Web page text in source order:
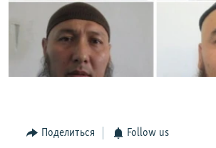
Поделиться Follow us